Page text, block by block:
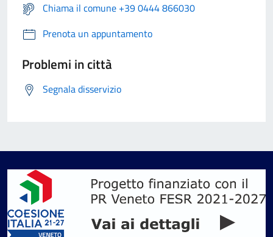
Chiama il comune +39 0444 866030
Prenota un appuntamento
Problemi in città
Segnala disservizio